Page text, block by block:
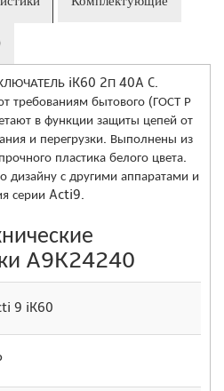
iK60 2П 40A C.
требованиям бытового (ГОСТ Р
в функции защиты цепей от
и перегрузки. Выполнены из
пластика белого цвета.
дизайну с другими аппаратами и
серии Acti9.
A9K24240
9 iK60